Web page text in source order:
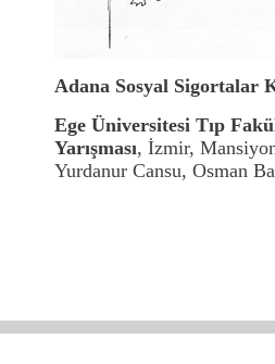
Adana Sosyal Sigortalar
Ege Üniversitesi Tıp
Yarışması, İzmir,
Yurdanur Cansu, Osman